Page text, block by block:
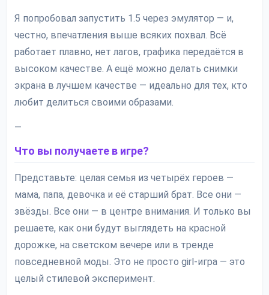
Я попробовал запустить 1.5 через эмулятор — и,
честно, впечатления выше всяких похвал. Всё
работает плавно, нет лагов, графика передаётся в
высоком качестве. А ещё можно делать снимки
экрана в лучшем качестве — идеально для тех, кто
любит делиться своими образами.
—
Что вы получаете в игре?
Представьте: целая семья из четырёх героев —
мама, папа, девочка и её старший брат. Все они —
звёзды. Все они — в центре внимания. И только вы
решаете, как они будут выглядеть на красной
дорожке, на светском вечере или в тренде
повседневной моды. Это не просто girl-игра — это
целый стилевой эксперимент.